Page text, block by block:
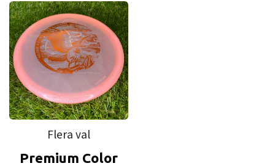
Flera val
Premium Color